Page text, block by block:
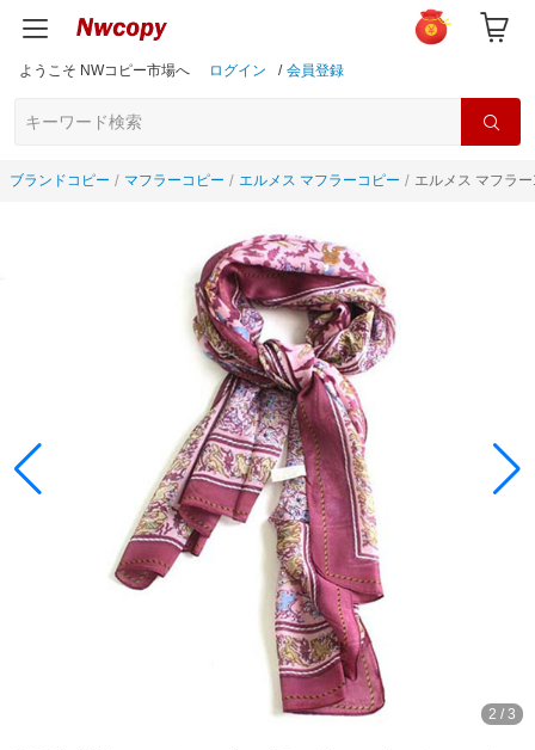
ようこそ NWコピー市場へ ログイン / 会員登録
ブランドコピー マフラーコピー エルメス マフラーコピー エルメス マフラ
3 / 3